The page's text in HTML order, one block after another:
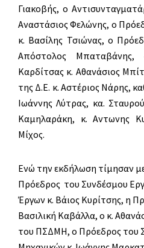
Γιακοβής, ο
Αναστάσιος Φελώνης, ο
κ. Βασίλης Τσιώνας, ο
Απόστολος
Καρδίτσας κ. Αθανάσιος
της Δ.Ε. κ. Αστέριος Νάρης,
Ιωάννης Λύτρας, κα.
Καμηλαράκη, κ. Αντωνης
Μίχος.
Ενώ την εκδήλωση τίμησαν
Πρόεδρος του Συνδέσμου
Έργων κ. Βάιος Κυρίτσης, η
Βασιλική Καβάλλα, ο κ.
του ΠΣΔΜΗ, ο Πρόεδρος του